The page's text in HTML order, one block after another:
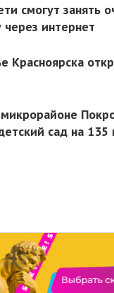
смогут занять
интернет
Красноярска
сад на 135